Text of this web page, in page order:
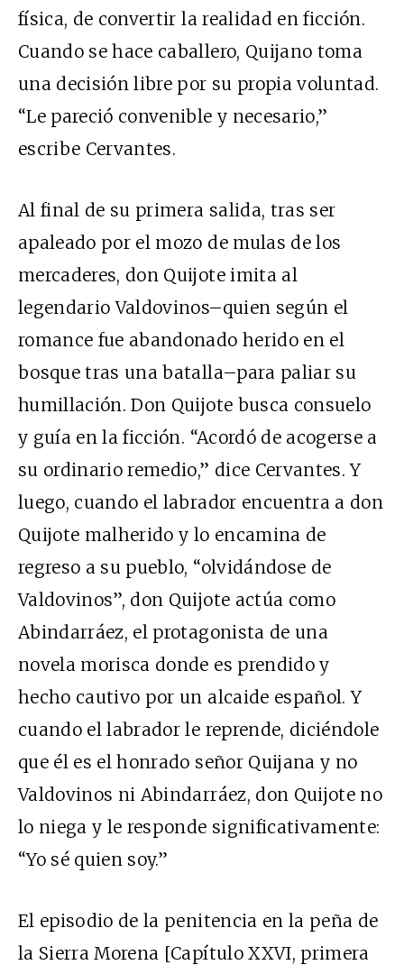
física, de convertir la realidad en ficción.
Cuando se hace caballero, Quijano toma
una decisión libre por su propia voluntad.
“Le pareció convenible y necesario,”
escribe Cervantes.
Al final de su primera salida, tras ser
apaleado por el mozo de mulas de los
mercaderes, don Quijote imita al
legendario Valdovinos–quien según el
romance fue abandonado herido en el
bosque tras una batalla–para paliar su
humillación. Don Quijote busca consuelo
y guía en la ficción. “Acordó de acogerse a
su ordinario remedio,” dice Cervantes. Y
luego, cuando el labrador encuentra a don
Quijote malherido y lo encamina de
regreso a su pueblo, “olvidándose de
Valdovinos”, don Quijote actúa como
Abindarráez, el protagonista de una
novela morisca donde es prendido y
hecho cautivo por un alcaide español. Y
cuando el labrador le reprende, diciéndole
que él es el honrado señor Quijana y no
Valdovinos ni Abindarráez, don Quijote no
lo niega y le responde significativamente:
“Yo sé quien soy.”
El episodio de la penitencia en la peña de
la Sierra Morena [Capítulo XXVI, primera